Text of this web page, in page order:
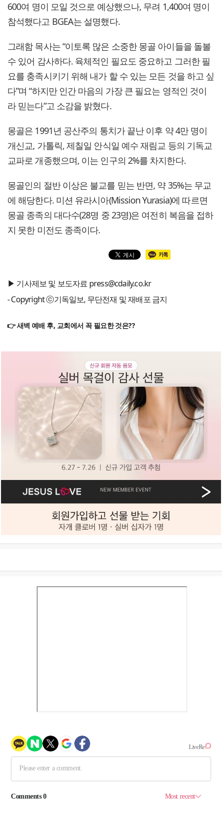
600여 명이 모일 것으로 예상했으나, 무려 1,400여 명이
참석했다고 BGEA는 설명했다.
그래함 목사는 “이토록 많은 소중한 몽골 아이들을 돌볼
수 있어 감사하다. 육체적인 필요도 중요하고 그러한 필
요를 충족시키기 위해 내가 할 수 있는 모든 것을 하고 싶
다”며 “하지만 인간 마음의 가장 큰 필요는 영적인 것이
라 믿는다”고 소감을 밝혔다.
몽골은 1991년 공산주의 통치가 끝난 이후 약 4만 명이
개신교, 가톨릭, 제칠일 안식일 예수 재림교 등의 기독교
교파로 개종했으며, 이는 인구의 2%를 차지한다.
몽골인의 절반 이상은 불교를 믿는 반면, 약 35%는 무교
에 해당한다. 미션 유라시아(Mission Yurasia)에 따르면
몽골 종족의 대다수(28명 중 23명)은 여전히 복음을 접하
지 못한 미전도 종족이다.
▶ 기사제보 및 보도자료 press@cdaily.co.kr
- Copyright ⓒ기독일보, 무단전재 및 재배포 금지
👉 새벽 예배 후, 교회에서 꼭 필요한 것은??